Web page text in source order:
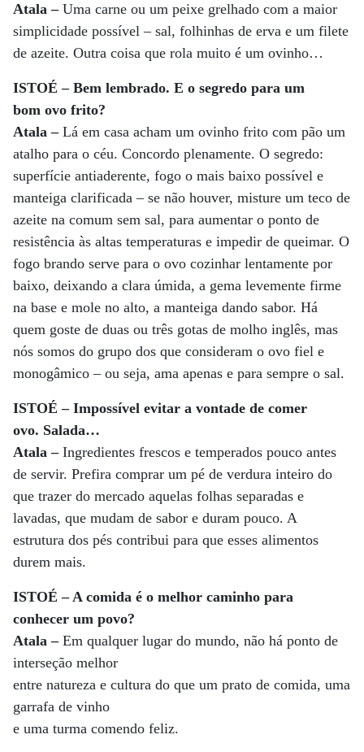
Atala –Uma carne ou um peixe grelhado com a maior
simplicidade possível – sal, folhinhas de erva e um filete
de azeite. Outra coisa que rola muito é um ovinho…
ISTOÉ – Bem lembrado. E o segredo para um
bom ovo frito?
Atala – Lá em casa acham um ovinho frito com pão um
atalho para o céu. Concordo plenamente. O segredo:
superfície antiaderente, fogo o mais baixo possível e
manteiga clarificada – se não houver, misture um teco de
azeite na comum sem sal, para aumentar o ponto de
resistência às altas temperaturas e impedir de queimar. O
fogo brando serve para o ovo cozinhar lentamente por
baixo, deixando a clara úmida, a gema levemente firme
na base e mole no alto, a manteiga dando sabor. Há
quem goste de duas ou três gotas de molho inglês, mas
nós somos do grupo dos que consideram o ovo fiel e
monogâmico – ou seja, ama apenas e para sempre o sal.
ISTOÉ – Impossível evitar a vontade de comer
ovo. Salada…
Atala –Ingredientes frescos e temperados pouco antes
de servir. Prefira comprar um pé de verdura inteiro do
que trazer do mercado aquelas folhas separadas e
lavadas, que mudam de sabor e duram pouco. A
estrutura dos pés contribui para que esses alimentos
durem mais.
ISTOÉ – A comida é o melhor caminho para
conhecer um povo?
Atala –Em qualquer lugar do mundo, não há ponto de
interseção melhor
entre natureza e cultura do que um prato de comida, uma
garrafa de vinho
e uma turma comendo feliz.